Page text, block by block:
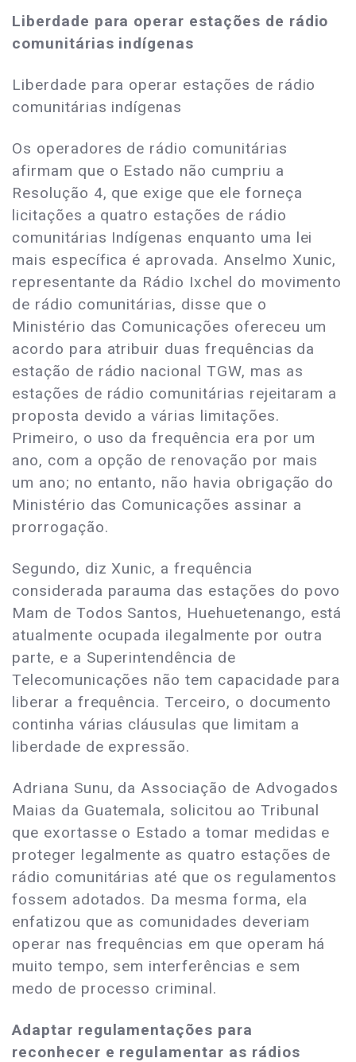
Liberdade para operar estações de rádio
comunitárias indígenas
Liberdade para operar estações de rádio
comunitárias indígenas
Os operadores de rádio comunitárias
afirmam que o Estado não cumpriu a
Resolução 4, que exige que ele forneça
licitações a quatro estações de rádio
comunitárias Indígenas enquanto uma lei
mais específica é aprovada. Anselmo Xunic,
representante da Rádio Ixchel do movimento
de rádio comunitárias, disse que o
Ministério das Comunicações ofereceu um
acordo para atribuir duas frequências da
estação de rádio nacional TGW, mas as
estações de rádio comunitárias rejeitaram a
proposta devido a várias limitações.
Primeiro, o uso da frequência era por um
ano, com a opção de renovação por mais
um ano; no entanto, não havia obrigação do
Ministério das Comunicações assinar a
prorrogação.
Segundo, diz Xunic, a frequência
considerada parauma das estações do povo
Mam de Todos Santos, Huehuetenango, está
atualmente ocupada ilegalmente por outra
parte, e a Superintendência de
Telecomunicações não tem capacidade para
liberar a frequência. Terceiro, o documento
continha várias cláusulas que limitam a
liberdade de expressão.
Adriana Sunu, da Associação de Advogados
Maias da Guatemala, solicitou ao Tribunal
que exortasse o Estado a tomar medidas e
proteger legalmente as quatro estações de
rádio comunitárias até que os regulamentos
fossem adotados. Da mesma forma, ela
enfatizou que as comunidades deveriam
operar nas frequências em que operam há
muito tempo, sem interferências e sem
medo de processo criminal.
Adaptar regulamentações para
reconhecer e regulamentar as rádios